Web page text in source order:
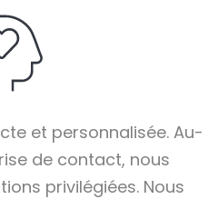
et personnalisée. Au-
de contact, nous
privilégiées. Nous